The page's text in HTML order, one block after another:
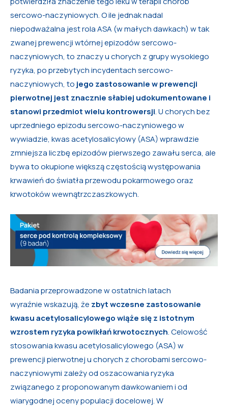
sercowo-naczyniowych. O ile jednak nadal
niepodważalna jest rola ASA (w małych dawkach) w tak
zwanej prewencji wtórnej epizodów sercowo-
naczyniowych, to znaczy u chorych z grupy wysokiego
ryzyka, po przebytych incydentach sercowo-
naczyniowych, to jego zastosowanie w prewencji
pierwotnej jest znacznie słabiej udokumentowane i
stanowi przedmiot wielu kontrowersji. U chorych bez
uprzedniego epizodu sercowo-naczyniowego w
wywiadzie, kwas acetylosalicylowy (ASA) wprawdzie
zmniejsza liczbę epizodów pierwszego zawału serca, ale
bywa to okupione większą częstością występowania
krwawień do światła przewodu pokarmowego oraz
krwotoków wewnątrzczaszkowych.
Badania przeprowadzone w ostatnich latach
wyraźnie wskazują, że zbyt wczesne zastosowanie
kwasu acetylosalicylowego wiąże się z istotnym
wzrostem ryzyka powikłań krwotocznych. Celowość
stosowania kwasu acetylosalicylowego (ASA) w
prewencji pierwotnej u chorych z chorobami sercowo-
naczyniowymi zależy od oszacowania ryzyka
związanego z proponowanym dawkowaniem i od
wiarygodnej oceny populacji docelowej. W